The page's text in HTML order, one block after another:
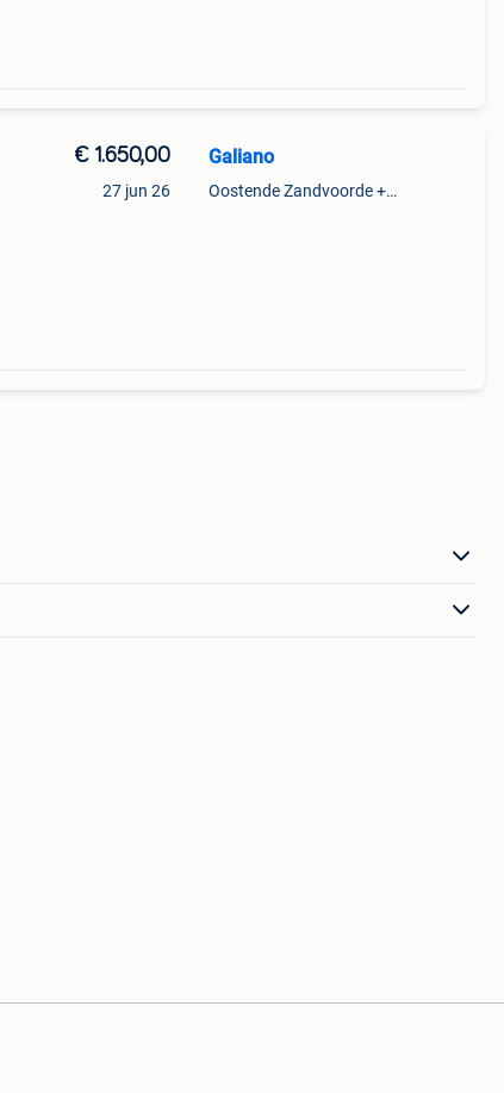
€ 1.650,00
27 jun 26
Galiano
Oostende Zandvoorde +Oostende